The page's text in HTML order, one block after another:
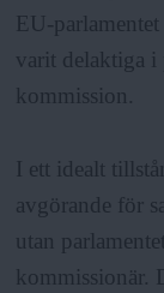
EU-
varit delaktiga i
kommission.
I ett idealt
avgörande för
utan
kommissionär.